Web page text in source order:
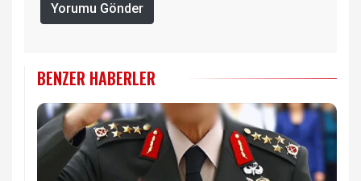
Yorumu Gönder
BENZER HABERLER